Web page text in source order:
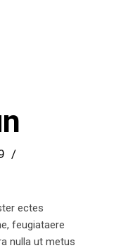
ectes
feugiataere
nulla ut metus